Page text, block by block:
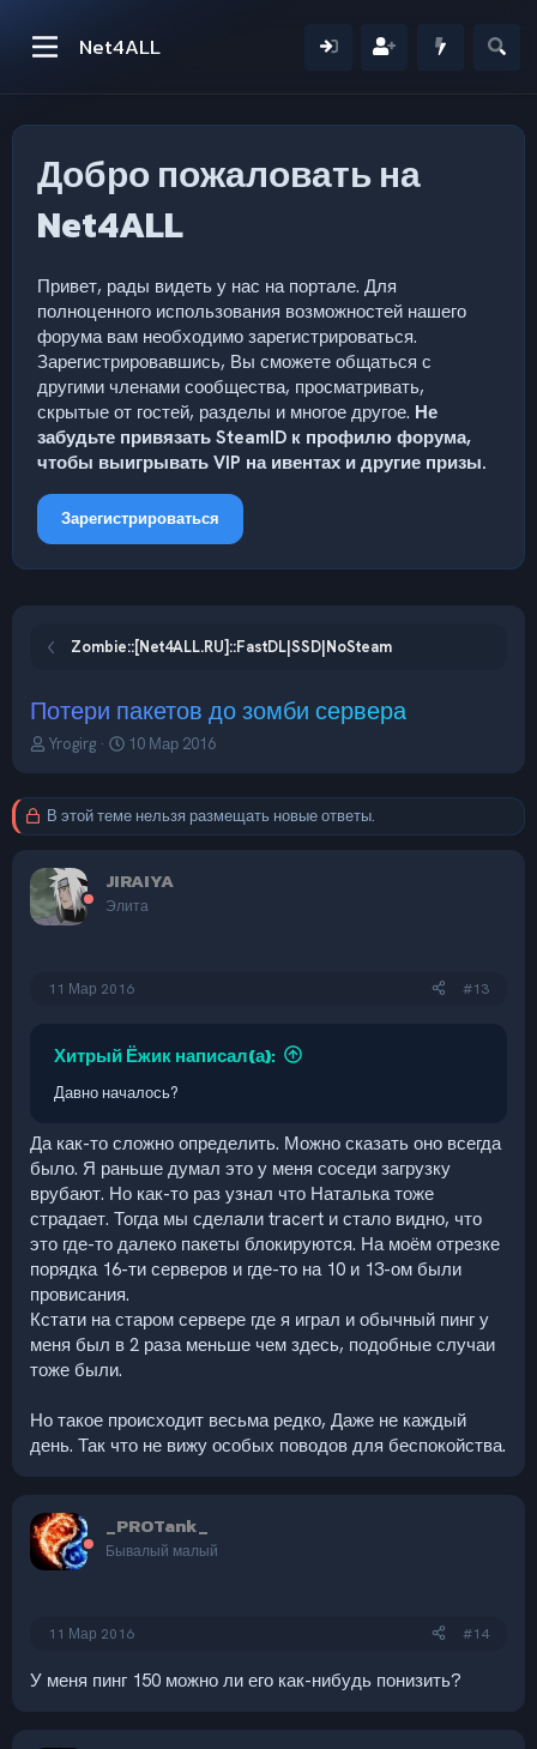
Net4ALL
Добро пожаловать на
Net4ALL
Привет, рады видеть у нас на портале. Для
полноценного использования возможностей нашего
форума вам необходимо зарегистрироваться.
Зарегистрировавшись, Вы сможете общаться с
другими членами сообщества, просматривать,
скрытые от гостей, разделы и многое другое. Не
забудьте привязать SteamID к профилю форума,
чтобы выигрывать VIP на ивентах и другие призы.
Зарегистрироваться
Zombie::[Net4ALL.RU]::FastDL|SSD|NoSteam
Потери пакетов до зомби сервера
А
о
е
м
ы
Yrogirg
Д
ч
а
л
10 Мар 2016
В этой теме нельзя размещать новые ответы.
JIRAIYA
Элита
11 Мар 2016 #13
Хитрый Ёжик написал(а):
Давно началось?
Да как-то сложно определить. Можно сказать оно всегда
было. Я раньше думал это у меня соседи загрузку
врубают. Но как-то раз узнал что Наталька тоже
страдает. Тогда мы сделали tracert и стало видно, что
это где-то далеко пакеты блокируются. На моём отрезке
порядка 16-ти серверов и где-то на 10 и 13-ом были
провисания.
Кстати на старом сервере где я играл и обычный пинг у
меня был в 2 раза меньше чем здесь, подобные случаи
тоже были.
Но такое происходит весьма редко, Даже не каждый
день. Так что не вижу особых поводов для беспокойства.
_PROTank_
Бывалый малый
11 Мар 2016 #14
У меня пинг 150 можно ли его как-нибудь понизить?